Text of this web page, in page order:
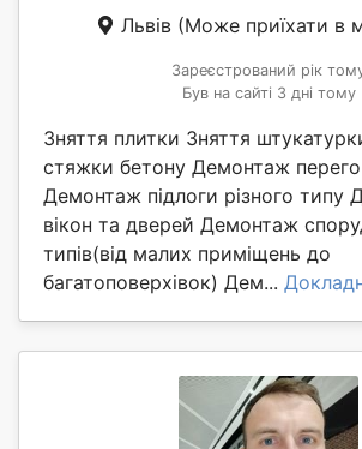
Львів (Може приїхати в
Зареєстрований рік
Був на сайті 3 дні тому
Зняття плитки Зняття
стяжки бетону Демонтаж
Демонтаж підлоги різного типу
вікон та дверей Демонтаж
типів(від малих приміщень до
багатоповерхівок) Дем...